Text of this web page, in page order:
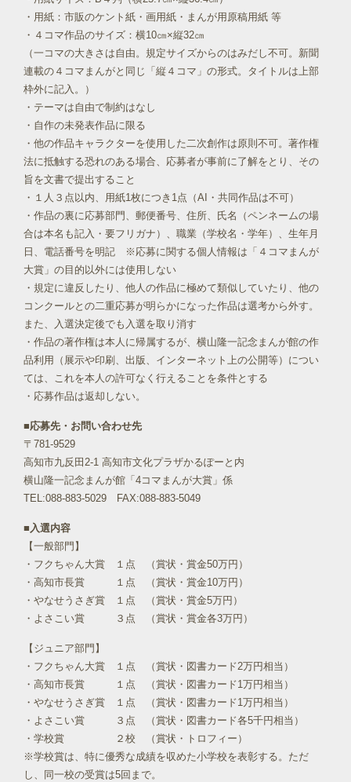
・用紙：市販のケント紙・画用紙・まんが用原稿用紙 等
・４コマ作品のサイズ：横10㎝×縦32㎝
（一コマの大きさは自由。規定サイズからのはみだし不可。新聞
連載の４コマまんがと同じ「縦４コマ」の形式。タイトルは上部
枠外に記入。）
・テーマは自由で制約はなし
・自作の未発表作品に限る
・他の作品キャラクターを使用した二次創作は原則不可。著作権
法に抵触する恐れのある場合、応募者が事前に了解をとり、その
旨を文書で提出すること
・１人３点以内、用紙1枚につき1点（AI・共同作品は不可）
・作品の裏に応募部門、郵便番号、住所、氏名（ペンネームの場
合は本名も記入・要フリガナ）、職業（学校名・学年）、生年月
日、電話番号を明記 ※応募に関する個人情報は「４コマまんが
大賞」の目的以外には使用しない
・規定に違反したり、他人の作品に極めて類似していたり、他の
コンクールとの二重応募が明らかになった作品は選考から外す。
また、入選決定後でも入選を取り消す
・作品の著作権は本人に帰属するが、横山隆一記念まんが館の作
品利用（展示や印刷、出版、インターネット上の公開等）につい
ては、これを本人の許可なく行えることを条件とする
・応募作品は返却しない。
■応募先・お問い合わせ先
〒781-9529
高知市九反田2-1 高知市文化プラザかるぽーと内
横山隆一記念まんが館「4コマまんが大賞」係
TEL:088-883-5029 FAX:088-883-5049
■入選内容
【一般部門】
・フクちゃん大賞 １点 （賞状・賞金50万円）
・高知市長賞 １点 （賞状・賞金10万円）
・やなせうさぎ賞 １点 （賞状・賞金5万円）
・よさこい賞 ３点 （賞状・賞金各3万円）
【ジュニア部門】
・フクちゃん大賞 １点 （賞状・図書カード2万円相当）
・高知市長賞 １点 （賞状・図書カード1万円相当）
・やなせうさぎ賞 １点 （賞状・図書カード1万円相当）
・よさこい賞 ３点 （賞状・図書カード各5千円相当）
・学校賞 ２校 （賞状・トロフィー）
※学校賞は、特に優秀な成績を収めた小学校を表彰する。ただ
し、同一校の受賞は5回まで。